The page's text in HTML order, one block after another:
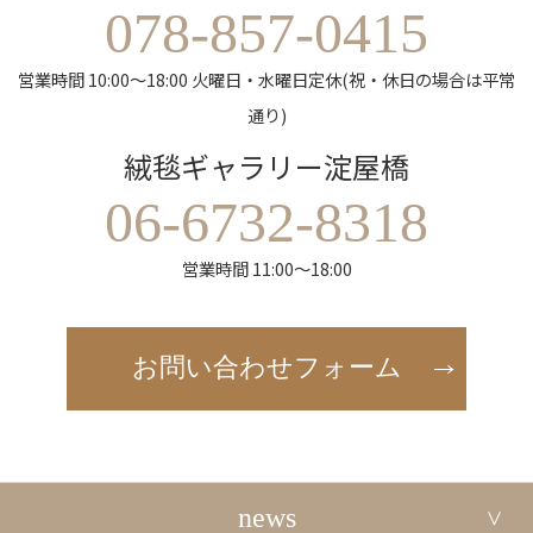
078-857-0415
営業時間 10:00～18:00 火曜日・水曜日定休(祝・休日の場合は平常
通り)
絨毯ギャラリー淀屋橋
06-6732-8318
営業時間 11:00～18:00
お問い合わせフォーム
news